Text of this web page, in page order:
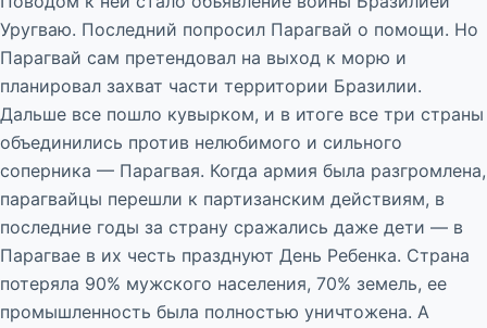
Уругваю. Последний попросил Парагвай о помощи. Но
Парагвай сам претендовал на выход к морю и
планировал захват части территории Бразилии.
Дальше все пошло кувырком, и в итоге все три страны
объединились против нелюбимого и сильного
соперника — Парагвая. Когда армия была разгромлена,
парагвайцы перешли к партизанским действиям, в
последние годы за страну сражались даже дети — в
Парагвае в их честь празднуют День Ребенка. Страна
потеряла 90% мужского населения, 70% земель, ее
промышленность была полностью уничтожена. А